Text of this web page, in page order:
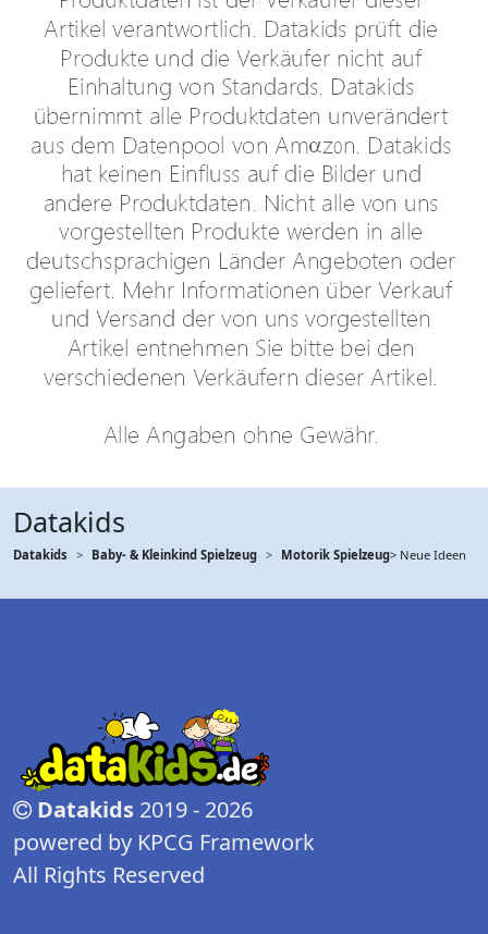
Datakids
Datakids Baby- & Kleinkind Spielzeug Motorik Spielzeug> Neue Ideen
Datakids 2019 - 2026
powered by KPCG Framework
All Rights Reserved